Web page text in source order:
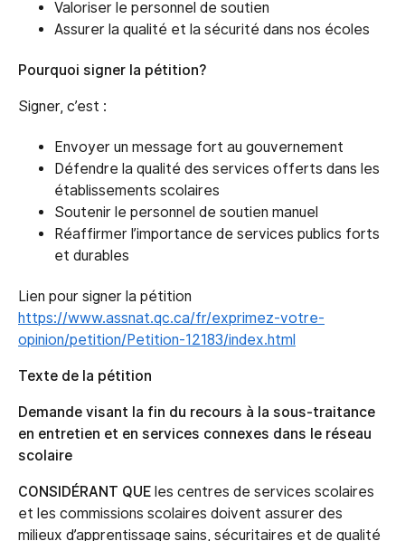
Valoriser le personnel de soutien
Assurer la qualité et la sécurité dans nos écoles
Pourquoi signer la pétition?
Signer, c’est :
Envoyer un message fort au gouvernement
Défendre la qualité des services offerts dans les
établissements scolaires
Soutenir le personnel de soutien manuel
Réaffirmer l’importance de services publics forts
et durables
Lien pour signer la pétition
https://www.assnat.qc.ca/fr/exprimez-votre-
opinion/petition/Petition-12183/index.html
Texte de la pétition
Demande visant la fin du recours à la sous-traitance
en entretien et en services connexes dans le réseau
scolaire
CONSIDÉRANT QUE les centres de services scolaires
et les commissions scolaires doivent assurer des
milieux d’apprentissage sains, sécuritaires et de qualité